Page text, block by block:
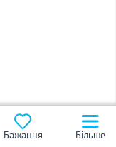
Бажання Більше